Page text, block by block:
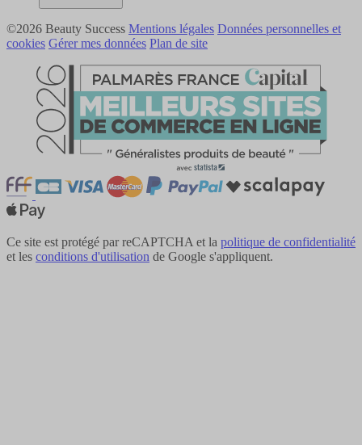
©2026 Beauty Success Mentions légales Données personnelles et
cookies Gérer mes données Plan de site
Ce site est protégé par reCAPTCHA et la politique de confidentialité
et les conditions d'utilisation de Google s'appliquent.